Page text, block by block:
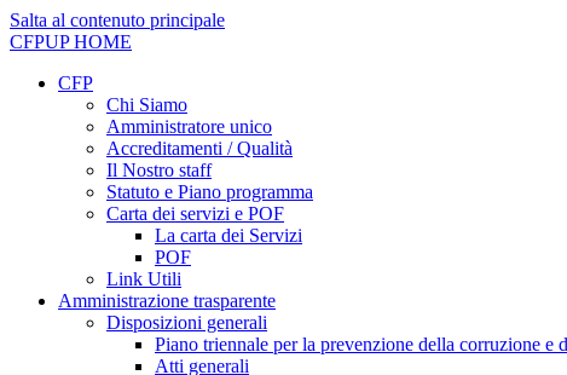
Salta al contenuto principale
CFPUPHOME
CFP
Chi Siamo
Amministratore unico
Accreditamenti / Qualità
Il Nostro staff
Statuto e Piano programma
Carta dei servizi e POF
La carta dei Servizi
POF
Link Utili
Amministrazione trasparente
Disposizioni generali
Piano triennale per la prevenzione della corruzione e
Atti generali